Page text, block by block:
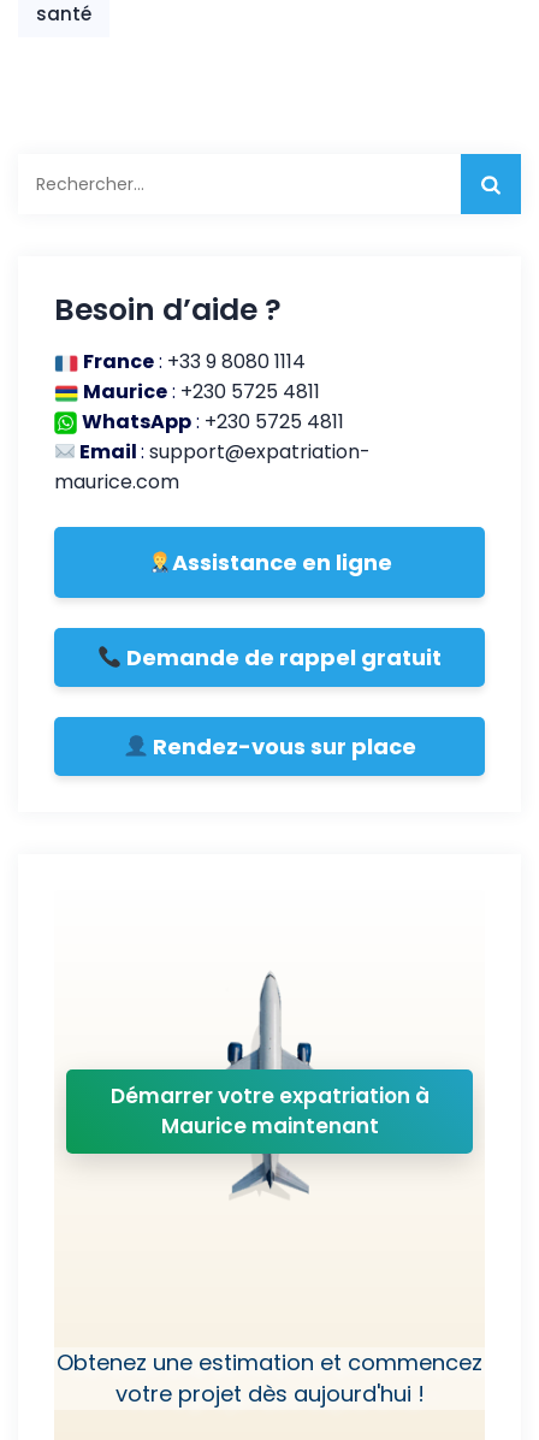
santé
Besoin d’aide ?
France: +33 9 8080 1114
Maurice: +230 5725 4811
WhatsApp: +230 5725 4811
Email:support@expatriation-
maurice.com
Assistance en ligne
Demande de rappel gratuit
Rendez-vous sur place
Démarrer votre expatriation à
Maurice maintenant
Obtenez une estimation et commencez
votre projet dès aujourd'hui !